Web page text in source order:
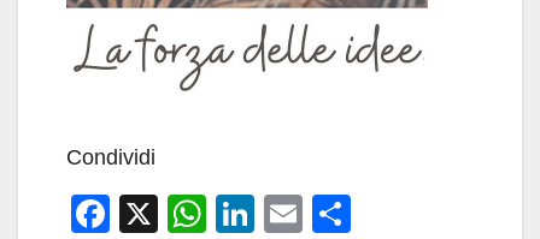
Condividi
F
X
W
Li
E